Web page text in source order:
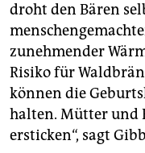
droht den Bären
zunehmender
Risiko für
können die
halten. Mütter und
ersticken“, sagt